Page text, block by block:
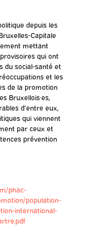
depuis les
Capitale
mettant
qui ont
du social-santé et
et les
de la promotion
Bruxellois·es,
d’entre eux,
qui viennent
par ceux et
prévention
phac-
population-
international-